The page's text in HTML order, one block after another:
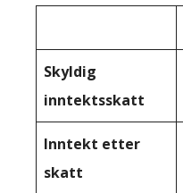
Skyldig
inntektsskatt
Inntekt etter
skatt